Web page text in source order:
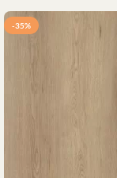
-35%